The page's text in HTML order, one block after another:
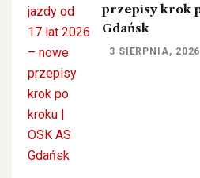
przepisy krok
Gdańsk
3 SIERPNIA, 2026